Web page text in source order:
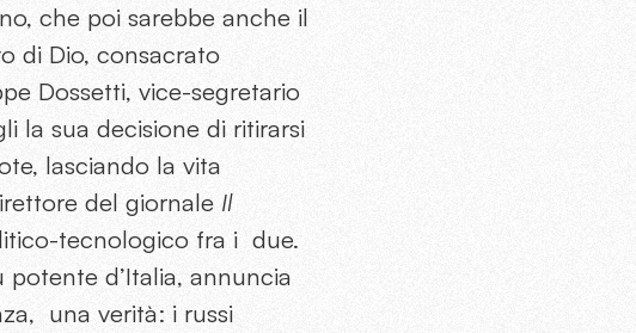
che poi sarebbe anche il
di Dio, consacrato
Dossetti, vice-segretario
la sua decisione di ritirarsi
lasciando la vita
del giornale Il
tecnologico fra i due.
potente d’Italia, annuncia
una verità: i russi